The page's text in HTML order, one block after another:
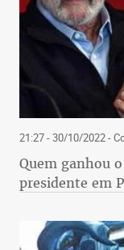
21:27 - 30/10/2022-
Quem ganhou
presidente em